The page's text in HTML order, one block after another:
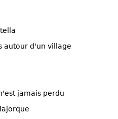
autour d'un village
jamais perdu